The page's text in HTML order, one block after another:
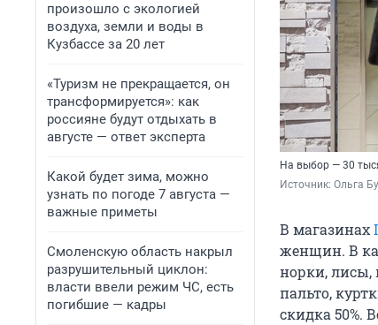
произошло с экологией
воздуха, земли и воды в
Кузбассе за 20 лет
«Туризм не прекращается, он
трансформируется»: как
россияне будут отдыхать в
августе — ответ эксперта
Какой будет зима, можно
узнать по погоде 7 августа —
важные приметы
Смоленскую область накрыл
разрушительный циклон:
власти ввели режим ЧС, есть
погибшие — кадры
На выбор — 30
Источник: Ольга
В магазинах
женщин. В
норки, лисы,
пальто,
скидка 50%.